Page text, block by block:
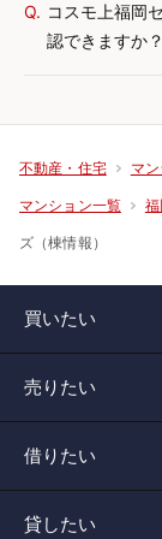
Q. コスモ上福岡
認できますか？
不動産・住宅 マ
マンション一覧
ズ（棟情報）
買いたい
売りたい
借りたい
貸したい